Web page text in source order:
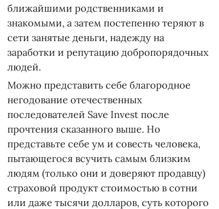
ближайшими родственниками и
знакомыми, а затем постепенно теряют в
сети занятые деньги, надежду на
заработки и репутацию добропорядочных
людей.
Можно представить себе благородное
негодование отечественных
последователей Save Invest после
прочтения сказанного выше. Но
представьте себе ум и совесть человека,
пытающегося всучить самым близким
людям (только они и доверяют продавцу)
страховой продукт стоимостью в сотни
или даже тысячи долларов, суть которого